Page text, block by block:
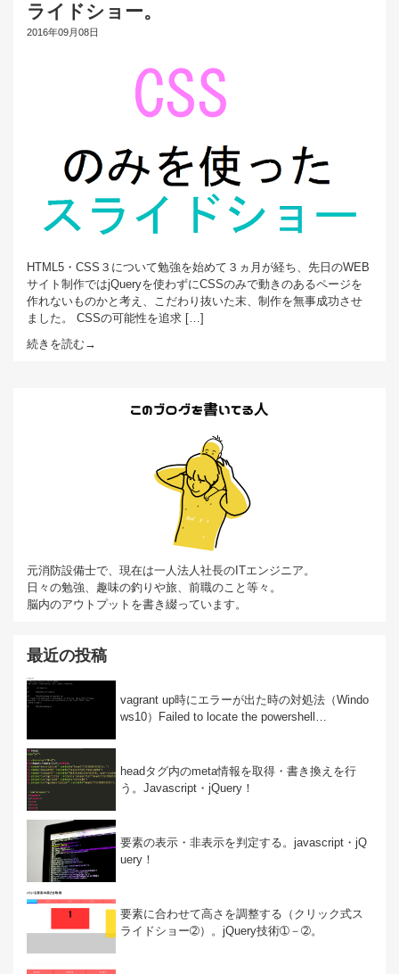
ライドショー。
2016年09月08日
HTML5・CSS３について勉強を始めて３ヵ月が経ち、先日のWEB
サイト制作ではjQueryを使わずにCSSのみで動きのあるページを
作れないものかと考え、こだわり抜いた末、制作を無事成功させ
ました。 CSSの可能性を追求 […]
続きを読む→
元消防設備士で、現在は一人法人社長のITエンジニア。
日々の勉強、趣味の釣りや旅、前職のこと等々。
脳内のアウトプットを書き綴っています。
最近の投稿
vagrant up時にエラーが出た時の対処法（Windo
ws10）Failed to locate the powershell…
headタグ内のmeta情報を取得・書き換えを行
う。Javascript・jQuery！
要素の表示・非表示を判定する。javascript・jQ
uery！
要素に合わせて高さを調整する（クリック式ス
ライドショー➁）。jQuery技術➀－➁。